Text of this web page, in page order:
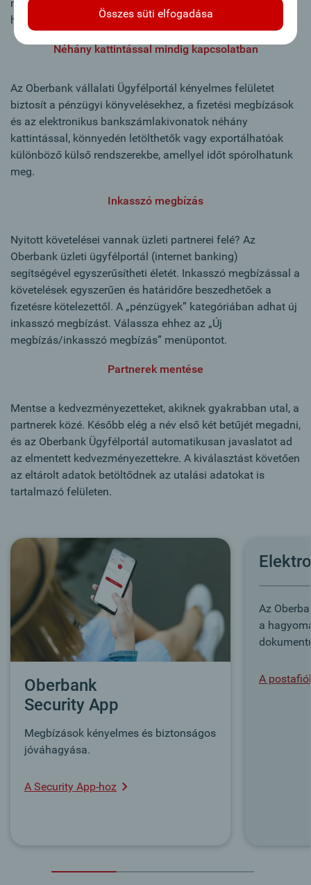
munkatársak láthatnak. Néhány kattintással válthat a
hozzáférések között.
Néhány kattintással mindig kapcsolatban
Az Oberbank vállalati Ügyfélportál kényelmes felületet
biztosít a pénzügyi könyvelésekhez, a fizetési megbízások
és az elektronikus bankszámlakivonatok néhány
kattintással, könnyedén letölthetők vagy exportálhatóak
különböző külső rendszerekbe, amellyel időt spórolhatunk
meg.
Inkasszó megbízás
Nyitott követelései vannak üzleti partnerei felé? Az
Oberbank üzleti ügyfélportál (internet banking)
segítségével egyszerűsítheti életét. Inkasszó megbízással a
követelések egyszerűen és határidőre beszedhetőek a
fizetésre kötelezettől. A „pénzügyek” kategóriában adhat új
inkasszó megbízást. Válassza ehhez az „Új
megbízás/inkasszó megbízás” menüpontot.
Partnerek mentése
Mentse a kedvezményezetteket, akiknek gyakrabban utal, a
partnerek közé. Később elég a név első két betűjét megadni,
és az Oberbank Ügyfélportál automatikusan javaslatot ad
az elmentett kedvezményezettekre. A kiválasztást követően
az eltárolt adatok betöltődnek az utalási adatokat is
tartalmazó felületen.
Oberbank
Security App
Megbízások kényelmes és biztonságos
jóváhagyása.
A Security App-hoz
Az
a
A
Összes süti elfogadása